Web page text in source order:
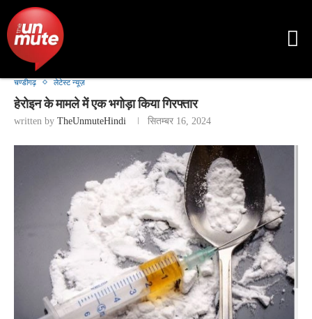
चण्डीगढ़ लेटेस्ट न्यूज़
हेरोइन के मामले में एक भगोड़ा किया गिरफ्तार
written by TheUnmuteHindi सितम्बर 16, 2024